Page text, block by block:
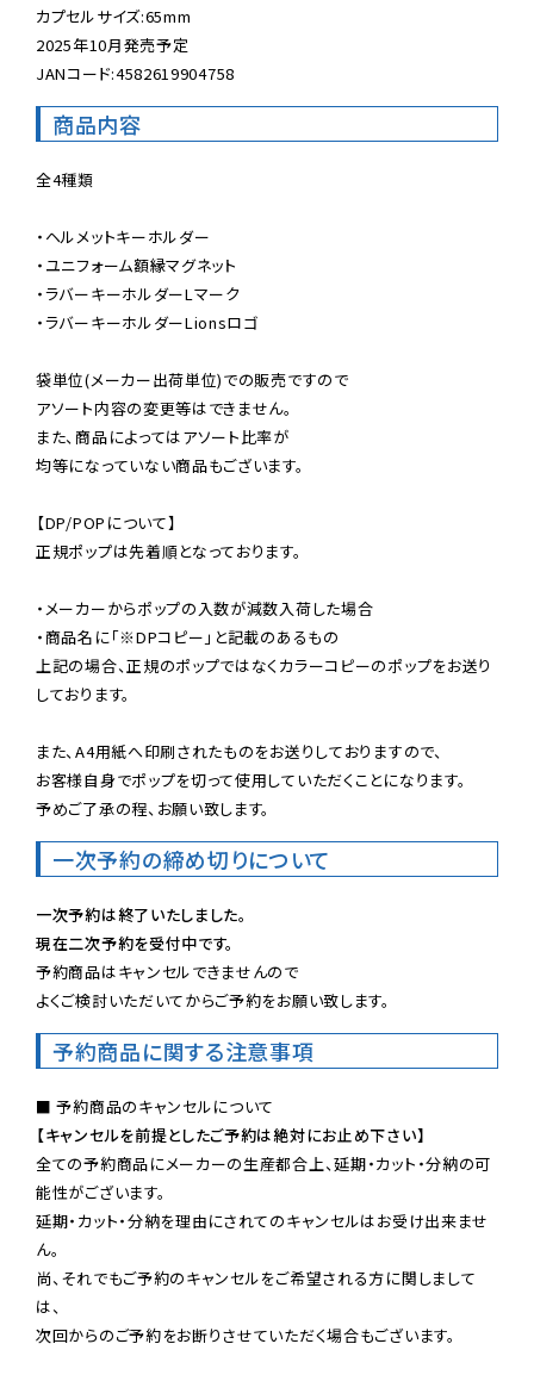
カプセルサイズ:65mm
2025年10月発売予定
JANコード:4582619904758
商品内容
全4種類
・ヘルメットキーホルダー
・ユニフォーム額縁マグネット
・ラバーキーホルダーLマーク
・ラバーキーホルダーLionsロゴ
袋単位(メーカー出荷単位)での販売ですので
アソート内容の変更等はできません。
また、商品によってはアソート比率が
均等になっていない商品もございます。
【DP/POPについて】
正規ポップは先着順となっております。
・メーカーからポップの入数が減数入荷した場合
・商品名に「※DPコピー」と記載のあるもの
上記の場合、正規のポップではなくカラーコピーのポップをお送り
しております。
また、A4用紙へ印刷されたものをお送りしておりますので、
お客様自身でポップを切って使用していただくことになります。
予めご了承の程、お願い致します。
一次予約の締め切りについて
一次予約は終了いたしました。
現在二次予約を受付中です。
予約商品はキャンセルできませんので
よくご検討いただいてからご予約をお願い致します。
予約商品に関する注意事項
【キャンセルを前提としたご予約は絶対にお止め下さい】
全ての予約商品にメーカーの生産都合上、延期・カット・分納の可
能性がございます。
延期・カット・分納を理由にされてのキャンセルはお受け出来ませ
ん。
尚、それでもご予約のキャンセルをご希望される方に関しまして
は、
次回からのご予約をお断りさせていただく場合もございます。